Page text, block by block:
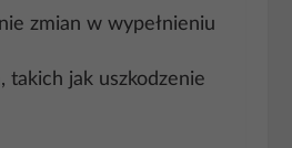
zmian w wypełnieniu
jak uszkodzenie